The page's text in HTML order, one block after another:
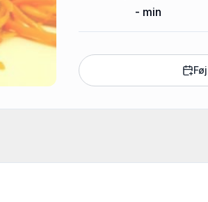
- min